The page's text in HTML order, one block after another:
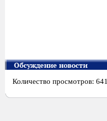
Обсуждение новости
Количество просмотров: 641